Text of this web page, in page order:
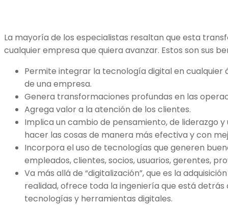
La mayoría de los especialistas resaltan que esta
cualquier empresa que quiera avanzar. Estos son sus
Permite integrar la tecnología digital en cualquier
de una empresa.
Genera transformaciones profundas en las
Agrega valor a la atención de los clientes.
Implica un cambio de pensamiento, de liderazgo
hacer las cosas de manera más efectiva y con
Incorpora el uso de tecnologías que generen
empleados, clientes, socios, usuarios, gerentes,
Va más allá de “digitalización”, que es la
realidad, ofrece toda la ingeniería que está detrás
tecnologías y herramientas digitales.